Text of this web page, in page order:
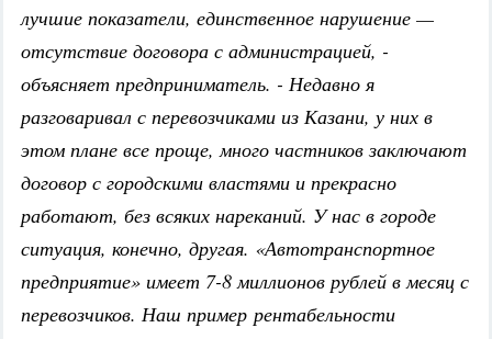
лучшие показатели, единственное нарушение —
отсутствие договора с администрацией, -
объясняет предприниматель. - Недавно я
разговаривал с перевозчиками из Казани, у них в
этом плане все проще, много частников заключают
договор с городскими властями и прекрасно
работают, без всяких нареканий. У нас в городе
ситуация, конечно, другая. «Автотранспортное
предприятие» имеет 7-8 миллионов рублей в месяц с
перевозчиков. Наш пример рентабельности